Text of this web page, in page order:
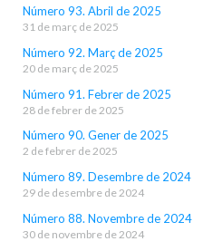
Número 93. Abril de 2025
31 de març de 2025
Número 92. Març de 2025
20 de març de 2025
Número 91. Febrer de 2025
28 de febrer de 2025
Número 90. Gener de 2025
2 de febrer de 2025
Número 89. Desembre de 2024
29 de desembre de 2024
Número 88. Novembre de 2024
30 de novembre de 2024